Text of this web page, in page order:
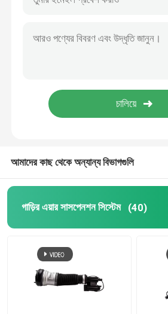
অডি এয়ার সাসপেনশন পার্টস
আমাদের কাছ থেকে অন্যান্য বিভাগগুলি
গাড়ির এয়ার সাসপেনশন সিস্টেম (40)